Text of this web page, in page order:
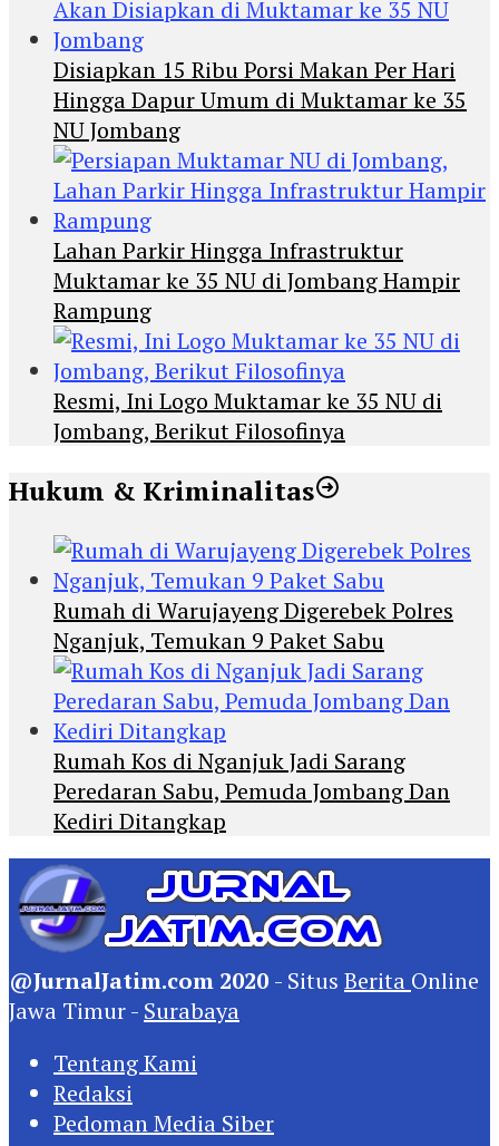
Disiapkan 15 Ribu Porsi Makan Per Hari
Hingga Dapur Umum di Muktamar ke 35
NU Jombang
Lahan Parkir Hingga Infrastruktur
Muktamar ke 35 NU di Jombang Hampir
Rampung
Resmi, Ini Logo Muktamar ke 35 NU di
Jombang, Berikut Filosofinya
Hukum & Kriminalitas
Rumah di Warujayeng Digerebek Polres
Nganjuk, Temukan 9 Paket Sabu
Rumah Kos di Nganjuk Jadi Sarang
Peredaran Sabu, Pemuda Jombang Dan
Kediri Ditangkap
@JurnalJatim.com 2020 - Situs Berita Online
Jawa Timur - Surabaya
Tentang Kami
Redaksi
Pedoman Media Siber